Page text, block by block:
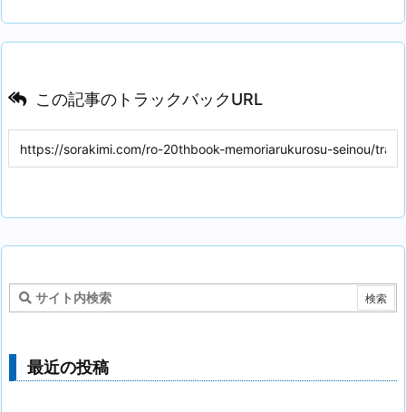
この記事のトラックバックURL
最近の投稿